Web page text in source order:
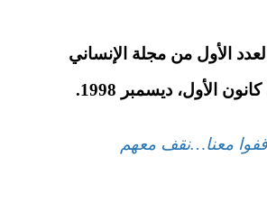
الأول من مجلة الإنساني
الأول، ديسمبر 1998.
معنا…نقف معهم